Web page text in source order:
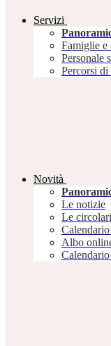
Servizi
Famiglie e
Personale
Percorsi di
Novità
Le notizie
Le circolari
Albo